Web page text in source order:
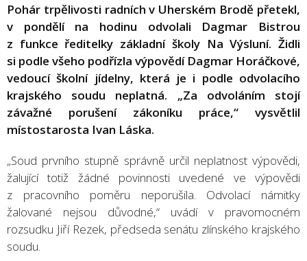
Pohár trpělivosti radních v Uherském Brodě přetekl,
v pondělí na hodinu odvolali Dagmar Bistrou
z funkce ředitelky základní školy Na Výsluní. Židli
si podle všeho podřízla výpovědí Dagmar Horáčkové,
vedoucí školní jídelny, která je i podle odvolacího
krajského soudu neplatná. „Za odvoláním stojí
závažné porušení zákoníku práce,“ vysvětlil
místostarosta Ivan Láska.
„Soud prvního stupně správně určil neplatnost výpovědi,
žalující totiž žádné povinnosti uvedené ve výpovědi
z pracovního poměru neporušila. Odvolací námitky
žalované nejsou důvodné,“ uvádí v pravomocném
rozsudku Jiří Rezek, předseda senátu zlínského krajského
soudu.